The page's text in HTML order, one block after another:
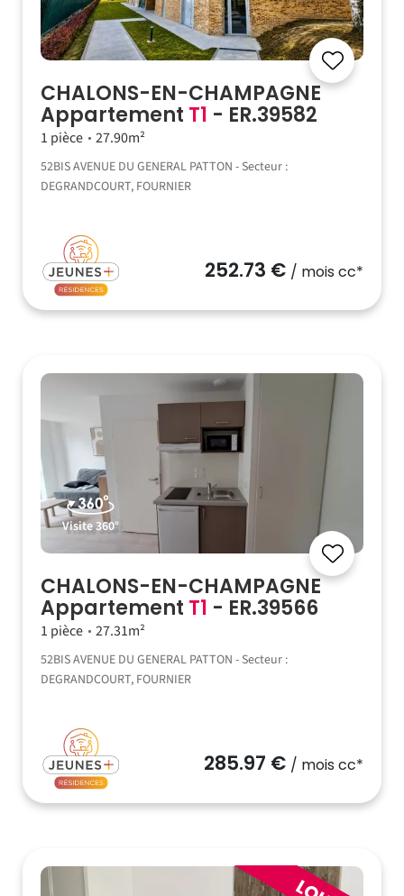
CHALONS-EN-CHAMPAGNE
Appartement T1 - ER.39582
1 pièce 27.90m²
52BIS AVENUE DU GENERAL PATTON - Secteur :
DEGRANDCOURT, FOURNIER
252.73 € / mois cc*
Visite 360°
CHALONS-EN-CHAMPAGNE
Appartement T1 - ER.39566
1 pièce 27.31m²
52BIS AVENUE DU GENERAL PATTON - Secteur :
DEGRANDCOURT, FOURNIER
285.97 € / mois cc*